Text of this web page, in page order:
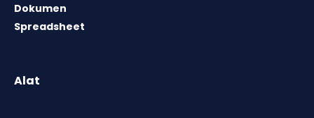
Dokumen
Spreadsheet
Alat